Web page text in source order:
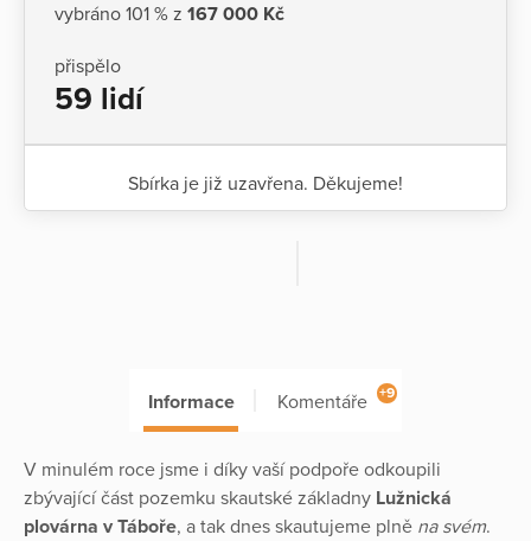
vybráno 101 % z 167 000 Kč
přispělo
59 lidí
Sbírka je již uzavřena. Děkujeme!
Informace Komentáře +9
V minulém roce jsme i díky vaší podpoře odkoupili
zbývající část pozemku skautské základny Lužnická
plovárna v Táboře, a tak dnes skautujeme plně na svém.